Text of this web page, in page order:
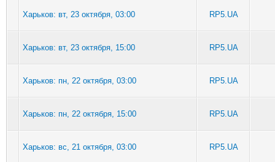
Харьков: вт, 23 октября, 03:00 RP5.UA
Харьков: вт, 23 октября, 15:00 RP5.UA
Харьков: пн, 22 октября, 03:00 RP5.UA
Харьков: пн, 22 октября, 15:00 RP5.UA
Харьков: вс, 21 октября, 03:00 RP5.UA